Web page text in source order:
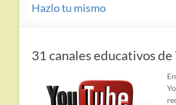
Hazlo tu mismo
31 canales educativos